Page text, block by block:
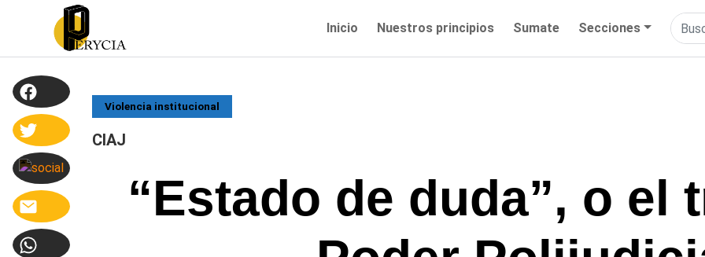
Inicio Nuestros principios Sumate Secciones
Violencia institucional
CIAJ
“Estado de duda”, o el